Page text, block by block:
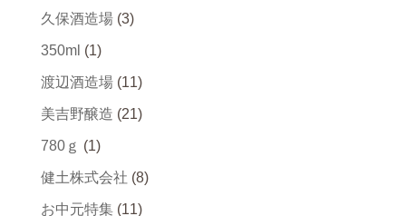
久保酒造場 (3)
350ml (1)
渡辺酒造場 (11)
美吉野醸造 (21)
780ｇ (1)
健土株式会社 (8)
お中元特集 (11)